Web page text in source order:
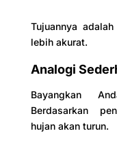
Tujuannya
lebih akurat.
Analogi
Bayangkan
Berdasarkan
hujan akan turun.